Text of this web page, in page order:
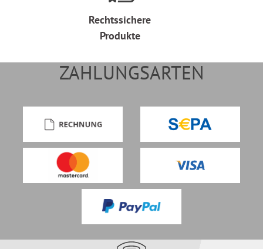
Rechtssichere
Produkte
ZAHLUNGSARTEN